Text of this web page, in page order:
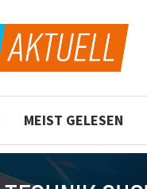
MEIST GELESEN